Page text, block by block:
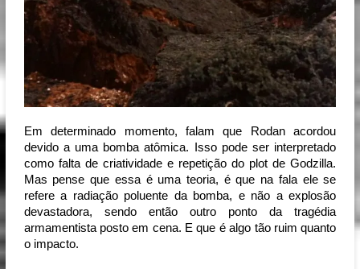
Em determinado momento, falam que Rodan acordou
devido a uma bomba atômica. Isso pode ser interpretado
como falta de criatividade e repetição do plot de Godzilla.
Mas pense que essa é uma teoria, é que na fala ele se
refere a radiação poluente da bomba, e não a explosão
devastadora, sendo então outro ponto da tragédia
armamentista posto em cena. E que é algo tão ruim quanto
o impacto.